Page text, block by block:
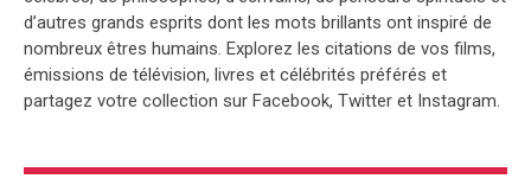
d’autres grands esprits dont les mots brillants ont inspiré de
nombreux êtres humains. Explorez les citations de vos films,
émissions de télévision, livres et célébrités préférés et
partagez votre collection sur Facebook, Twitter et Instagram.